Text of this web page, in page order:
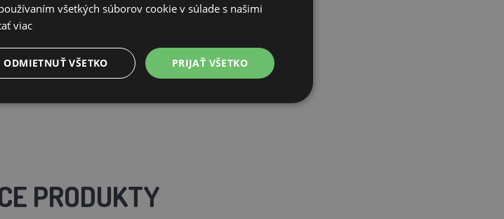
PRODUKTY
všetkých súborov cookie v súlade s našimi
viac
PRIJAŤ VŠETKO
ODMIETNUŤ VŠETKO